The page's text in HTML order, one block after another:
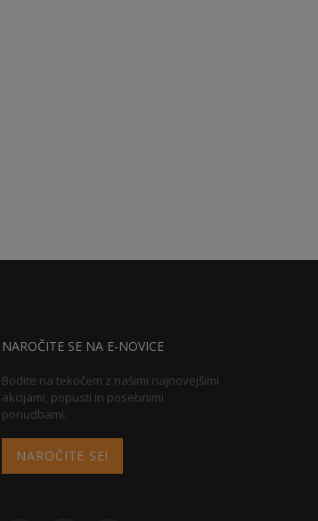
NAROČITE SE NA E-NOVICE
Bodite na tekočem z našimi najnovejšimi
akcijami, popusti in posebnimi
ponudbami.
NAROČITE SE!